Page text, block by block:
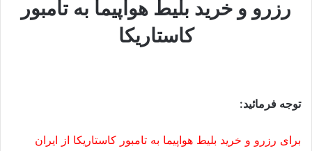
رزرو و خرید بلیط هواپیما به تامبور
کاستاریکا
توجه فرمائید:
برای رزرو و خرید بلیط هواپیما به تامبور کاستاریکا از ایران